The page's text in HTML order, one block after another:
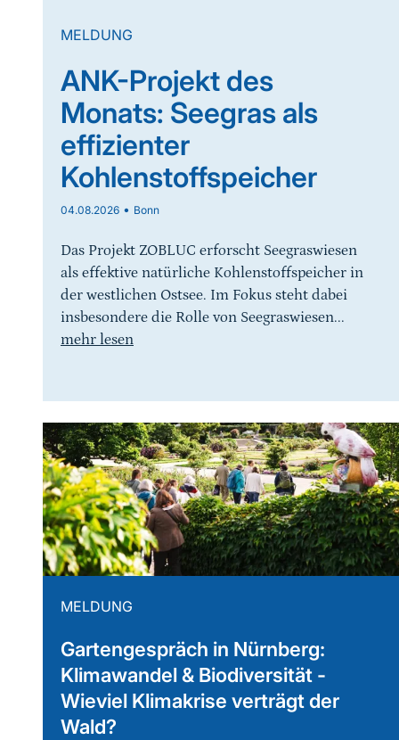
ANK-Projekt des
Monats: Seegras als
effizienter
Kohlenstoffspeicher
MELDUNG
04.08.2026 • Bonn
Das Projekt ZOBLUC erforscht Seegraswiesen
als effektive natürliche Kohlenstoffspeicher in
der westlichen Ostsee. Im Fokus steht dabei
insbesondere die Rolle von Seegraswiesen...
mehr lesen
Gartengespräch in Nürnberg:
Klimawandel & Biodiversität -
Wieviel Klimakrise verträgt der
Wald?
MELDUNG